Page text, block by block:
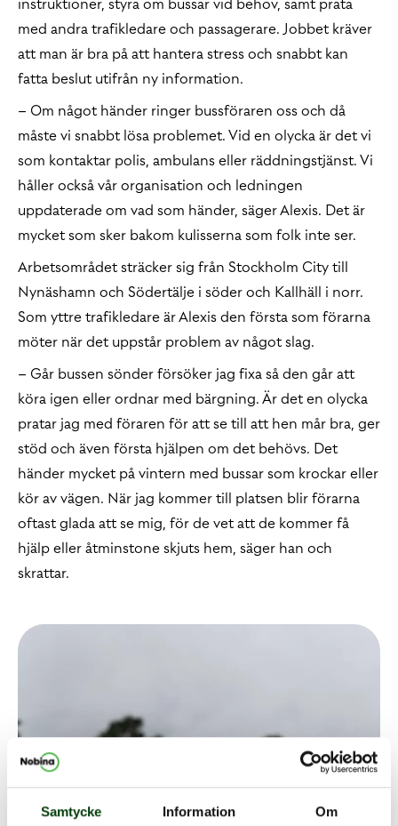
Samtycke Information Om
med andra trafikledare och passagerare. Jobbet kräver
att man är bra på att hantera stress och snabbt kan
fatta beslut utifrån ny information.
– Om något händer ringer bussföraren oss och då
måste vi snabbt lösa problemet. Vid en olycka är det vi
som kontaktar polis, ambulans eller räddningstjänst. Vi
håller också vår organisation och ledningen
uppdaterade om vad som händer, säger Alexis. Det är
mycket som sker bakom kulisserna som folk inte ser.
Arbetsområdet sträcker sig från Stockholm City till
Nynäshamn och Södertälje i söder och Kallhäll i norr.
Som yttre trafikledare är Alexis den första som förarna
möter när det uppstår problem av något slag.
– Går bussen sönder försöker jag fixa så den går att
köra igen eller ordnar med bärgning. Är det en olycka
pratar jag med föraren för att se till att hen mår bra, ger
stöd och även första hjälpen om det behövs. Det
händer mycket på vintern med bussar som krockar eller
kör av vägen. När jag kommer till platsen blir förarna
oftast glada att se mig, för de vet att de kommer få
hjälp eller åtminstone skjuts hem, säger han och
skrattar.